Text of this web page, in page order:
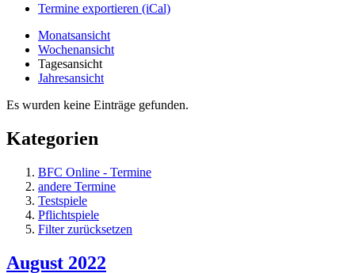
Termine exportieren (iCal)
Monatsansicht
Wochenansicht
Tagesansicht
Jahresansicht
Es wurden keine Einträge gefunden.
Kategorien
BFC Online - Termine
andere Termine
Testspiele
Pflichtspiele
Filter zurücksetzen
August 2022